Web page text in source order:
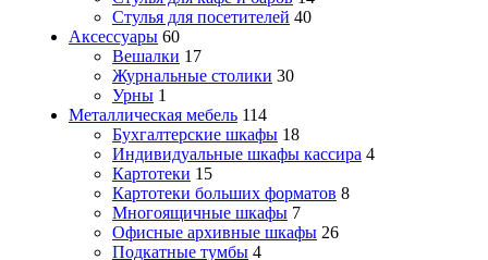
Стулья для посетителей 40
Аксессуары 60
Вешалки 17
Журнальные столики 30
Урны 1
Металлическая мебель 114
Бухгалтерские шкафы 18
Индивидуальные шкафы кассира 4
Картотеки 15
Картотеки больших форматов 8
Многоящичные шкафы 7
Офисные архивные шкафы 26
Подкатные тумбы 4